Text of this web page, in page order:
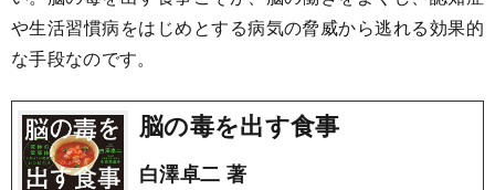
や生活習慣病をはじめとする病気の脅威から逃れる効果的
な手段なのです。
脳の毒を出す食事
白澤卓二 著